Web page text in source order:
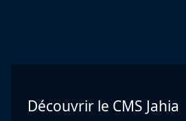
Découvrir le CMS Jahia